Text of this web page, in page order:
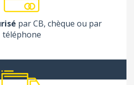
par CB, chèque ou par
téléphone